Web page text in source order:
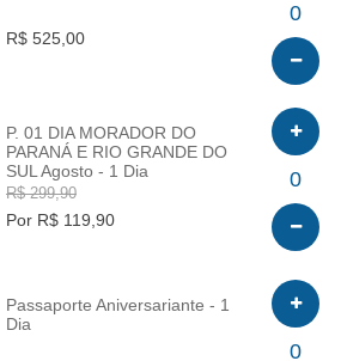
R$ 525,00
0
P. 01 DIA MORADOR DO
PARANÁ E RIO GRANDE DO
SUL Agosto - 1 Dia
R$ 299,90
Por R$ 119,90
0
Passaporte Aniversariante - 1
Dia
0